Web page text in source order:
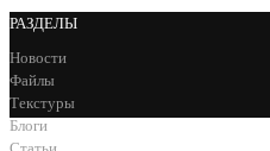
РАЗДЕЛЫ
Новости
Файлы
Текстуры
Блоги